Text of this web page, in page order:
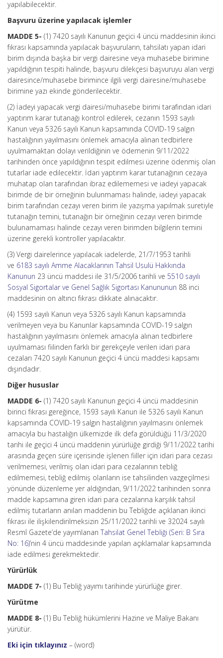
yapılabilecektir.
Başvuru üzerine yapılacak işlemler
MADDE 5- (1) 7420 sayılı Kanunun geçici 4 üncü maddesinin ikinci
fıkrası kapsamında yapılacak başvuruların, tahsilatı yapan idari
birim dışında başka bir vergi dairesine veya muhasebe birimine
yapıldığının tespiti halinde, başvuru dilekçesi başvuruyu alan vergi
dairesince/muhasebe birimince ilgili vergi dairesine/muhasebe
birimine yazı ekinde gönderilecektir.
(2) İadeyi yapacak vergi dairesi/muhasebe birimi tarafından idari
yaptırım karar tutanağı kontrol edilerek, cezanın 1593 sayılı
Kanun veya 5326 sayılı Kanun kapsamında COVID-19 salgın
hastalığının yayılmasını önlemek amacıyla alınan tedbirlere
uyulmamaktan dolayı verildiğinin ve ödemenin 9/11/2022
tarihinden önce yapıldığının tespit edilmesi üzerine ödenmiş olan
tutarlar iade edilecektir. İdari yaptırım karar tutanağının cezaya
muhatap olan tarafından ibraz edilememesi ve iadeyi yapacak
birimde de bir örneğinin bulunmaması halinde, iadeyi yapacak
birim tarafından cezayı veren birim ile yazışma yapılmak suretiyle
tutanağın temini, tutanağın bir örneğinin cezayı veren birimde
bulunamaması halinde cezayı veren birimden bilgilerin temini
üzerine gerekli kontroller yapılacaktır.
(3) Vergi dairelerince yapılacak iadelerde, 21/7/1953 tarihli
ve 6183 sayılı Amme Alacaklarının Tahsil Usulü Hakkında
Kanunun 23 üncü maddesi ile 31/5/2006 tarihli ve 5510 sayılı
Sosyal Sigortalar ve Genel Sağlık Sigortası Kanununun 88 inci
maddesinin on altıncı fıkrası dikkate alınacaktır.
(4) 1593 sayılı Kanun veya 5326 sayılı Kanun kapsamında
verilmeyen veya bu Kanunlar kapsamında COVID-19 salgın
hastalığının yayılmasını önlemek amacıyla alınan tedbirlere
uyulmaması fiilinden farklı bir gerekçeyle verilen idari para
cezaları 7420 sayılı Kanunun geçici 4 üncü maddesi kapsamı
dışındadır.
Diğer hususlar
MADDE 6- (1) 7420 sayılı Kanunun geçici 4 üncü maddesinin
birinci fıkrası gereğince, 1593 sayılı Kanun ile 5326 sayılı Kanun
kapsamında COVID-19 salgın hastalığının yayılmasını önlemek
amacıyla bu hastalığın ülkemizde ilk defa görüldüğü 11/3/2020
tarihi ile geçici 4 üncü maddenin yürürlüğe girdiği 9/11/2022 tarihi
arasında geçen süre içerisinde işlenen fiiller için idari para cezası
verilmemesi, verilmiş olan idari para cezalarının tebliğ
edilmemesi, tebliğ edilmiş olanların ise tahsilinden vazgeçilmesi
yönünde düzenleme yer aldığından, 9/11/2022 tarihinden sonra
madde kapsamına giren idari para cezalarına karşılık tahsil
edilmiş tutarların anılan maddenin bu Tebliğde açıklanan ikinci
fıkrası ile ilişkilendirilmeksizin 25/11/2022 tarihli ve 32024 sayılı
Resmî Gazete’de yayımlanan Tahsilat Genel Tebliği (Seri: B Sıra
No: 16)’nin 4 üncü maddesinde yapılan açıklamalar kapsamında
iade edilmesi gerekmektedir.
Yürürlük
MADDE 7- (1) Bu Tebliğ yayımı tarihinde yürürlüğe girer.
Yürütme
MADDE 8- (1) Bu Tebliğ hükümlerini Hazine ve Maliye Bakanı
yürütür.
Eki için tıklayınız – (word)